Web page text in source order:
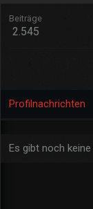
Beiträge
2.545
Profilnachrichten
Es gibt noch